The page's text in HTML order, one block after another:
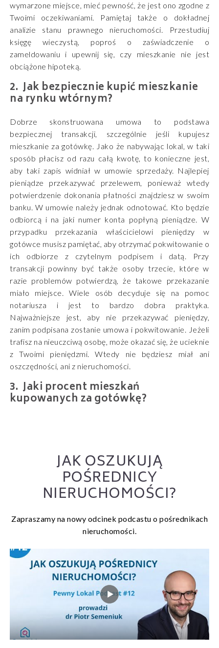
wymarzone miejsce, mieć pewność, że jest ono zgodne z
Twoimi oczekiwaniami. Pamiętaj także o dokładnej
analizie stanu prawnego nieruchomości. Przestudiuj
księgę wieczystą, poproś o zaświadczenie o
zameldowaniu i upewnij się, czy mieszkanie nie jest
obciążone hipoteką.
Jak bezpiecznie kupić mieszkanie
na rynku wtórnym?
Dobrze skonstruowana umowa to podstawa
bezpiecznej transakcji, szczególnie jeśli kupujesz
mieszkanie za gotówkę. Jako że nabywając lokal, w taki
sposób płacisz od razu całą kwotę, to konieczne jest,
aby taki zapis widniał w umowie sprzedaży. Najlepiej
pieniądze przekazywać przelewem, ponieważ wtedy
potwierdzenie dokonania płatności znajdziesz w swoim
banku. W umowie należy jednak odnotować. Kto będzie
odbiorcą i na jaki numer konta popłyną pieniądze. W
przypadku przekazania właścicielowi pieniędzy w
gotówce musisz pamiętać, aby otrzymać pokwitowanie o
ich odbiorze z czytelnym podpisem i datą. Przy
transakcji powinny być także osoby trzecie, które w
razie problemów potwierdzą, że takowe przekazanie
miało miejsce. Wiele osób decyduje się na pomoc
notariusza i jest to bardzo dobra praktyka.
Najważniejsze jest, aby nie przekazywać pieniędzy,
zanim podpisana zostanie umowa i pokwitowanie. Jeżeli
trafisz na nieuczciwą osobę, może okazać się, że ucieknie
z Twoimi pieniędzmi. Wtedy nie będziesz miał ani
oszczędności, ani z nieruchomości.
Jaki procent mieszkań
kupowanych za gotówkę?
JAK OSZUKUJĄ
POŚREDNICY
NIERUCHOMOŚCI?
Zapraszamy na nowy odcinek podcastu o pośrednikach
nieruchomości.